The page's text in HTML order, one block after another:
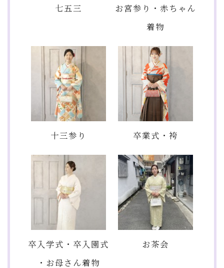
七五三
お宮参り・赤ちゃん
着物
十三参り 卒業式・袴
卒入学式・卒入園式
・お母さん着物
お茶会